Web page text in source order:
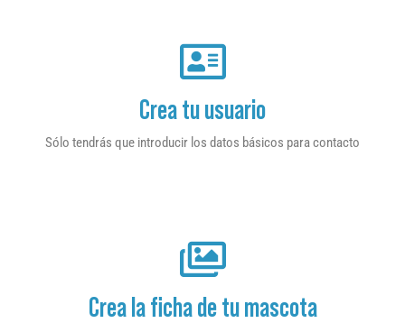
Crea tu usuario
Sólo tendrás que introducir los datos básicos para contacto
Crea la ficha de tu mascota